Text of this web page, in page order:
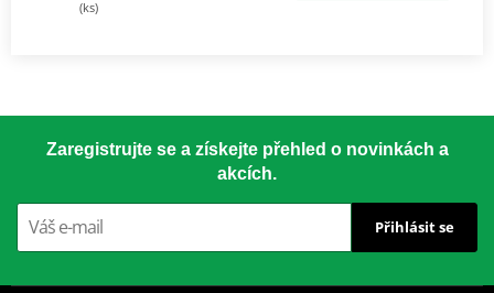
(ks)
Zaregistrujte se a získejte přehled o novinkách a
akcích.
Přihlásit se